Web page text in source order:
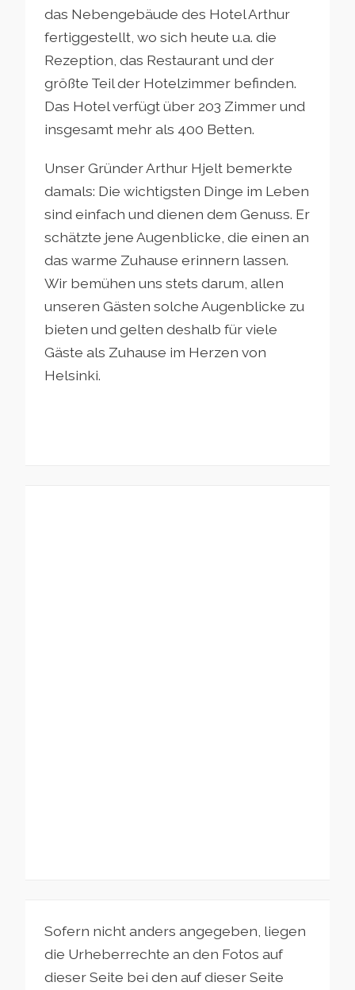
das Nebengebäude des Hotel Arthur
fertiggestellt, wo sich heute u.a. die
Rezeption, das Restaurant und der
größte Teil der Hotelzimmer befinden.
Das Hotel verfügt über 203 Zimmer und
insgesamt mehr als 400 Betten.
Unser Gründer Arthur Hjelt bemerkte
damals: Die wichtigsten Dinge im Leben
sind einfach und dienen dem Genuss. Er
schätzte jene Augenblicke, die einen an
das warme Zuhause erinnern lassen.
Wir bemühen uns stets darum, allen
unseren Gästen solche Augenblicke zu
bieten und gelten deshalb für viele
Gäste als Zuhause im Herzen von
Helsinki.
Sofern nicht anders angegeben, liegen
die Urheberrechte an den Fotos auf
dieser Seite bei den auf dieser Seite